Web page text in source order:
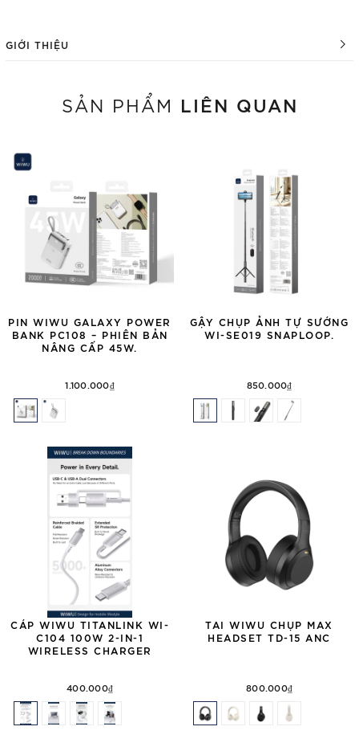
GIỚI THIỆU
SẢN PHẨM LIÊN QUAN
PIN WIWU GALAXY POWER
BANK PC108 – PHIÊN BẢN
NÂNG CẤP 45W.
1.100.000₫
GẬY CHỤP ẢNH TỰ SƯỚNG
WI-SE019 SNAPLOOP.
850.000₫
CÁP WIWU TITANLINK WI-
C104 100W 2-IN-1
WIRELESS CHARGER
400.000₫
TAI WIWU CHỤP MAX
HEADSET TD-15 ANC
800.000₫